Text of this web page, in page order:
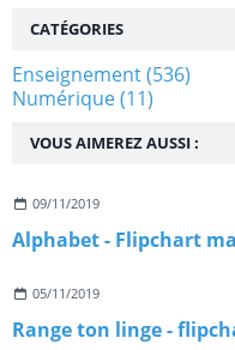
VOUS AIMEREZ AUSSI :
09/11/2019
Alphabet - Flipchart
05/11/2019
Range ton linge -
CATÉGORIES
Enseignement(536)
Numérique(11)